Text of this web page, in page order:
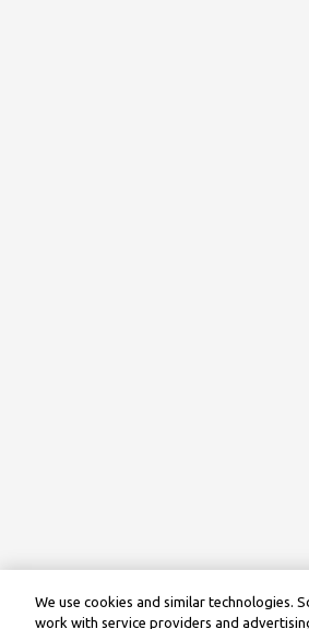
We use cookies and similar technologies.
work with service providers and